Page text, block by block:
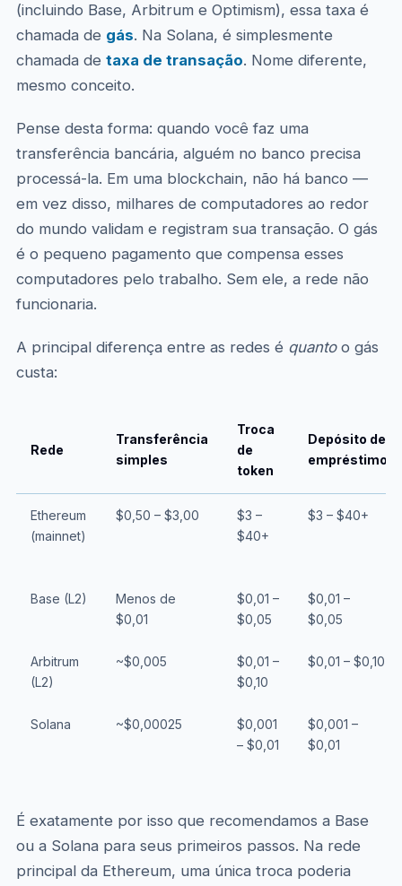
(incluindo Base, Arbitrum e Optimism), essa taxa é
chamada de gás. Na Solana, é simplesmente
chamada de taxa de transação. Nome diferente,
mesmo conceito.
Pense desta forma: quando você faz uma
transferência bancária, alguém no banco precisa
processá-la. Em uma blockchain, não há banco —
em vez disso, milhares de computadores ao redor
do mundo validam e registram sua transação. O gás
é o pequeno pagamento que compensa esses
computadores pelo trabalho. Sem ele, a rede não
funcionaria.
A principal diferença entre as redes é quantoo gás
custa:
Rede
Transferência
simples
Troca
de
token
Depósito de
empréstimo
Ethereum
(mainnet)
$0,50 – $3,00
$3 –
$40+
$3 – $40+
Base (L2)
Menos de
$0,01
$0,01 –
$0,05
$0,01 –
$0,05
Arbitrum
(L2)
~$0,005
$0,01 –
$0,10
$0,01 – $0,10
Solana ~$0,00025
$0,001
– $0,01
$0,001 –
$0,01
É exatamente por isso que recomendamos a Base
ou a Solana para seus primeiros passos. Na rede
principal da Ethereum, uma única troca poderia